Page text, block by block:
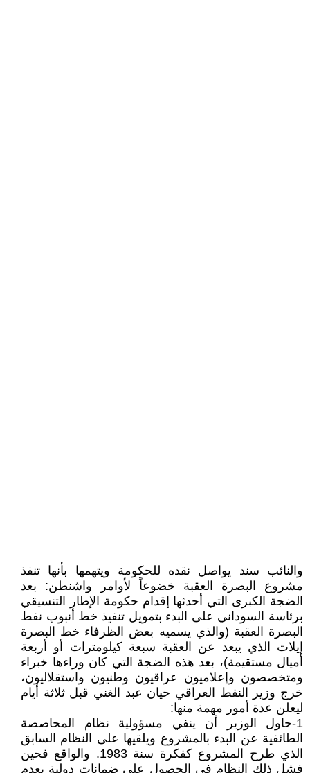
والنائب سند يواصل نقده للحكومة ويتهمها بأنها تنفذ
مشروع البصرة العقبة خضوعاً لأوامر واشنطن: بعد
الضجة الكبرى التي أحدثها إقدام حكومة الإطار التنسيقي
برئاسة السوداني على البدء بتمويل تنفيذ خط أنبوب نفط
البصرة العقبة (والذي يسميه بعض الظرفاء خط البصرة
إيلات الذي يبعد عن العقبة سبعة كيلومترات أو أربعة
أميال مستقيمة)، بعد هذه الضجة التي كان وراءها خبراء
ومتخصصون وإعلاميون عراقيون وطنيون واستقلاليون،
خرج وزير النفط العراقي حيان عبد الغني قبل ثلاثة أيام
ليعلن عدة أمور مهمة منها:
1-حاول الوزير أن ينفي مسؤولية نظام المحاصصة
الطائفية عن البدء بالمشروع ويلقيها على النظام السابق
الذي طرح المشروع كفكرة سنة 1983. والواقع فحين
فشل ذلك النظام في الحصول على ضمانات دولية بعدم